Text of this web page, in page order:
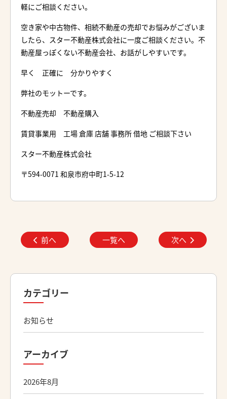
軽にご相談ください。
空き家や中古物件、相続不動産の売却でお悩みがございま
したら、スター不動産株式会社に一度ご相談ください。不
動産屋っぽくない不動産会社、お話がしやすいです。
早く 正確に 分かりやすく
弊社のモットーです。
不動産売却 不動産購入
賃貸事業用 工場 倉庫 店舗 事務所 借地 ご相談下さい
スター不動産株式会社
〒594-0071 和泉市府中町1-5-12
前へ 一覧へ 次へ
カテゴリー
お知らせ
アーカイブ
2026年8月